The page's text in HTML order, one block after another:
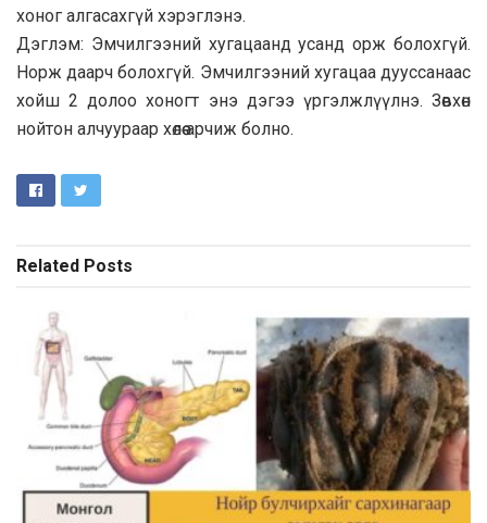
хоног алгасахгүй хэрэглэнэ.
Дэглэм: Эмчилгээний хугацаанд усанд орж болохгүй.
Норж даарч болохгүй. Эмчилгээний хугацаа дууссанаас
хойш 2 долоо хоногт энэ дэгээ үргэлжлүүлнэ. Зөвхөн
нойтон алчуураар хөлөө арчиж болно.
Related Posts